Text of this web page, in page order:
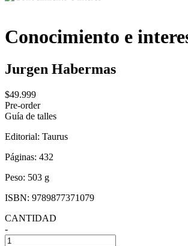
Conocimiento e
Jurgen Habermas
$49.999
Pre-order
Guía de talles
Editorial: Taurus
Páginas: 432
Peso: 503 g
ISBN: 9789877371079
CANTIDAD
-